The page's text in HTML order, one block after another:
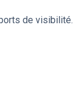
de visibilité.